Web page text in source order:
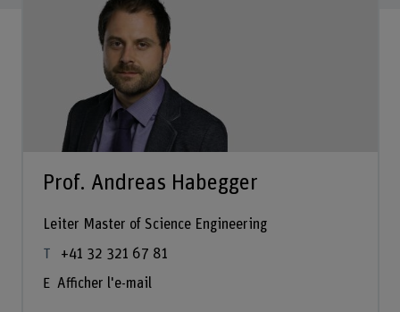
Prof. Andreas Habegger
Leiter Master of Science Engineering
+41 32 321 67 81
Afficher l'e-mail